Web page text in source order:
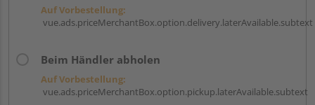
Auf Vorbestellung:
vue.ads.priceMerchantBox.option.delivery.laterAvailable.subtext
Beim Händler abholen
Auf Vorbestellung:
vue.ads.priceMerchantBox.option.pickup.laterAvailable.subtext